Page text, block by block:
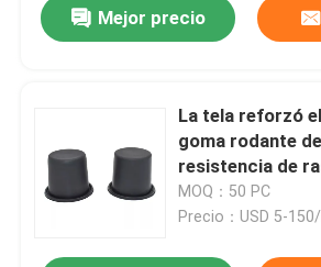
recorrido por la fábrica
Noticias
Mejor precio
La tela reforzó
goma rodante
resistencia de
diafragma
MOQ：50 PC
Precio：USD 5-